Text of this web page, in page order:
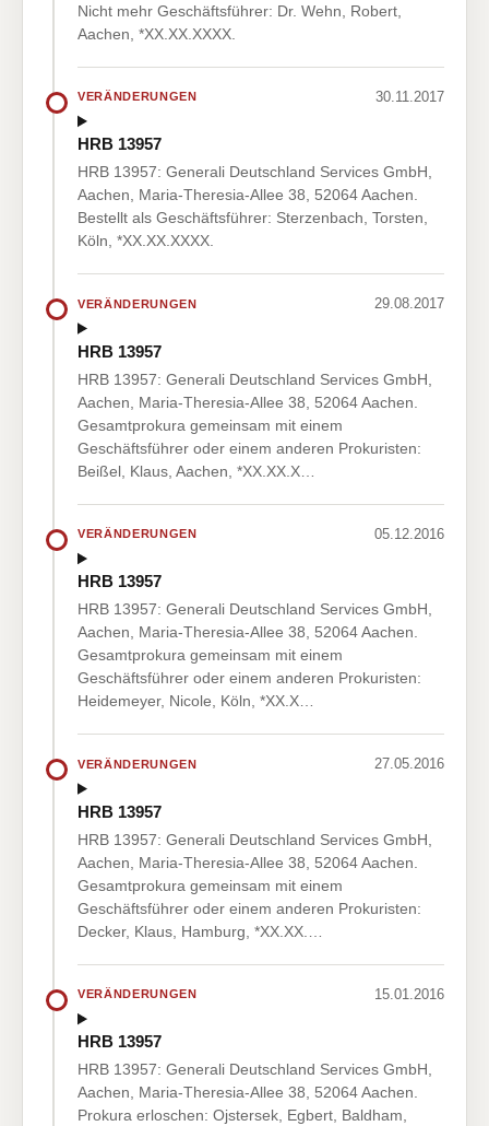
Nicht mehr Geschäftsführer: Dr. Wehn, Robert,
Aachen, *XX.XX.XXXX.
VERÄNDERUNGEN 30.11.2017
HRB 13957
HRB 13957: Generali Deutschland Services GmbH,
Aachen, Maria-Theresia-Allee 38, 52064 Aachen.
Bestellt als Geschäftsführer: Sterzenbach, Torsten,
Köln, *XX.XX.XXXX.
VERÄNDERUNGEN 29.08.2017
HRB 13957
HRB 13957: Generali Deutschland Services GmbH,
Aachen, Maria-Theresia-Allee 38, 52064 Aachen.
Gesamtprokura gemeinsam mit einem
Geschäftsführer oder einem anderen Prokuristen:
Beißel, Klaus, Aachen, *XX.XX.X…
VERÄNDERUNGEN 05.12.2016
HRB 13957
HRB 13957: Generali Deutschland Services GmbH,
Aachen, Maria-Theresia-Allee 38, 52064 Aachen.
Gesamtprokura gemeinsam mit einem
Geschäftsführer oder einem anderen Prokuristen:
Heidemeyer, Nicole, Köln, *XX.X…
VERÄNDERUNGEN 27.05.2016
HRB 13957
HRB 13957: Generali Deutschland Services GmbH,
Aachen, Maria-Theresia-Allee 38, 52064 Aachen.
Gesamtprokura gemeinsam mit einem
Geschäftsführer oder einem anderen Prokuristen:
Decker, Klaus, Hamburg, *XX.XX.…
VERÄNDERUNGEN 15.01.2016
HRB 13957
HRB 13957: Generali Deutschland Services GmbH,
Aachen, Maria-Theresia-Allee 38, 52064 Aachen.
Prokura erloschen: Ojstersek, Egbert, Baldham,